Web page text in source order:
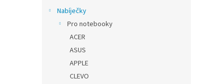
Nabíječky
Pro notebooky
ACER
ASUS
APPLE
CLEVO